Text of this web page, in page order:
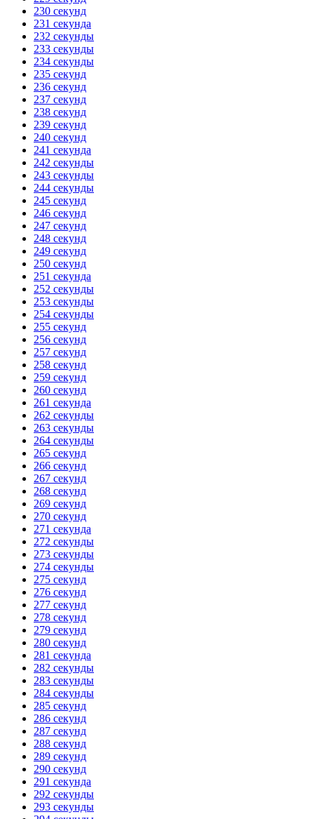
230 секунд
231 секунда
232 секунды
233 секунды
234 секунды
235 секунд
236 секунд
237 секунд
238 секунд
239 секунд
240 секунд
241 секунда
242 секунды
243 секунды
244 секунды
245 секунд
246 секунд
247 секунд
248 секунд
249 секунд
250 секунд
251 секунда
252 секунды
253 секунды
254 секунды
255 секунд
256 секунд
257 секунд
258 секунд
259 секунд
260 секунд
261 секунда
262 секунды
263 секунды
264 секунды
265 секунд
266 секунд
267 секунд
268 секунд
269 секунд
270 секунд
271 секунда
272 секунды
273 секунды
274 секунды
275 секунд
276 секунд
277 секунд
278 секунд
279 секунд
280 секунд
281 секунда
282 секунды
283 секунды
284 секунды
285 секунд
286 секунд
287 секунд
288 секунд
289 секунд
290 секунд
291 секунда
292 секунды
293 секунды